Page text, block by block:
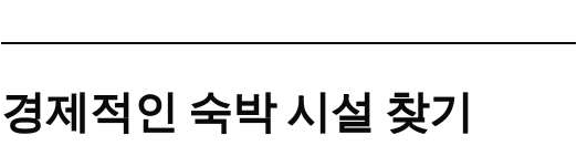
경제적인 숙박 시설 찾기